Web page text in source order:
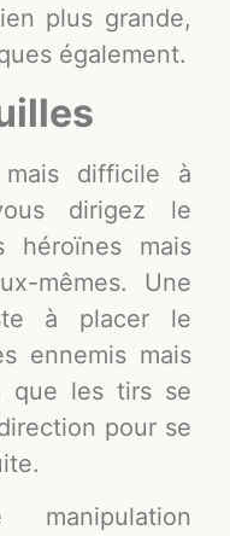
plus grande,
également.
difficile à
dirigez le
héroïnes mais
mêmes. Une
à placer le
ennemis mais
que les tirs se
pour se
manipulation